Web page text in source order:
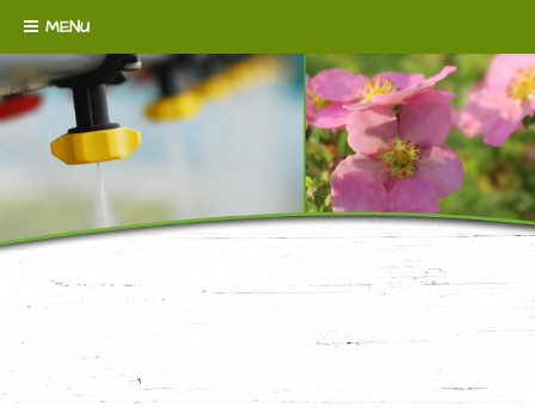
MENU
Skip to content
BAUMSCHULE
BROERMANN
WENN´S UM BODENDECKER GEHT!